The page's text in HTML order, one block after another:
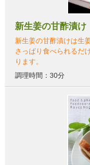
新生姜の甘酢漬け
新生姜の甘酢漬けは生
さっぱり食べられるだ
ります。
調理時間：30分